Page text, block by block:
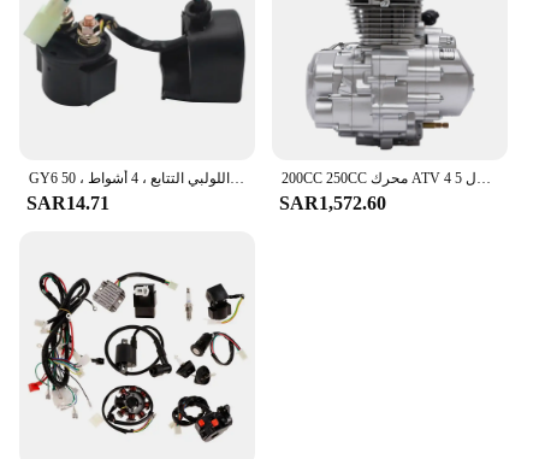
GY6 بداية الملف اللولبي التتابع ، 4 أشواط ، 50cc ، 150cc ، 200cc ، 250cc ، ATV ، الدراجة الترابية ، سكوتر ، رباعية ، الدراجة ، Roketa ، SSR ، تاو تاو ، الشمس ، Coolster
SAR14.71
200CC 250CC محرك ATV 4 السكتة الدماغية محرك المحرك دليل والعتاد التحول 5-Speed ATV المحرك 7500 دورة في الدقيقة اسطوانة واحدة تبريد الهواء
SAR1,572.60